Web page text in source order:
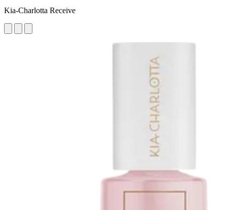
Kia-Charlotta Receive